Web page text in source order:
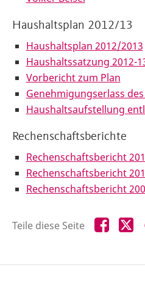
Haushaltsplan 2012/13
Haushaltsplan 2012/2013
Haushaltssatzung 2012-
Vorbericht zum Plan
Genehmigungserlass
Haushaltsaufstellung
Rechenschaftsberichte
Rechenschaftsbericht
Rechenschaftsbericht
Rechenschaftsbericht
Teile diese Seite Teile
diese